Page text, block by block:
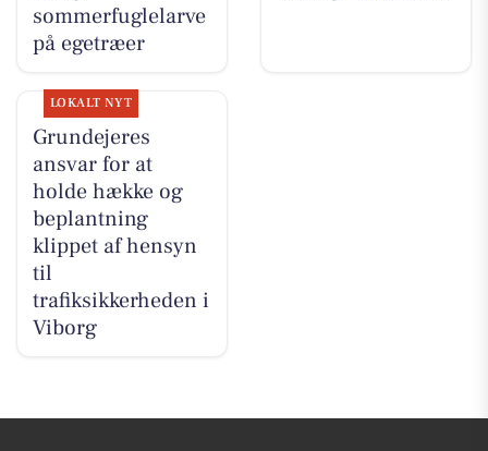
sommerfuglelarve
på egetræer
LOKALT NYT
Grundejeres
ansvar for at
holde hække og
beplantning
klippet af hensyn
til
trafiksikkerheden i
Viborg